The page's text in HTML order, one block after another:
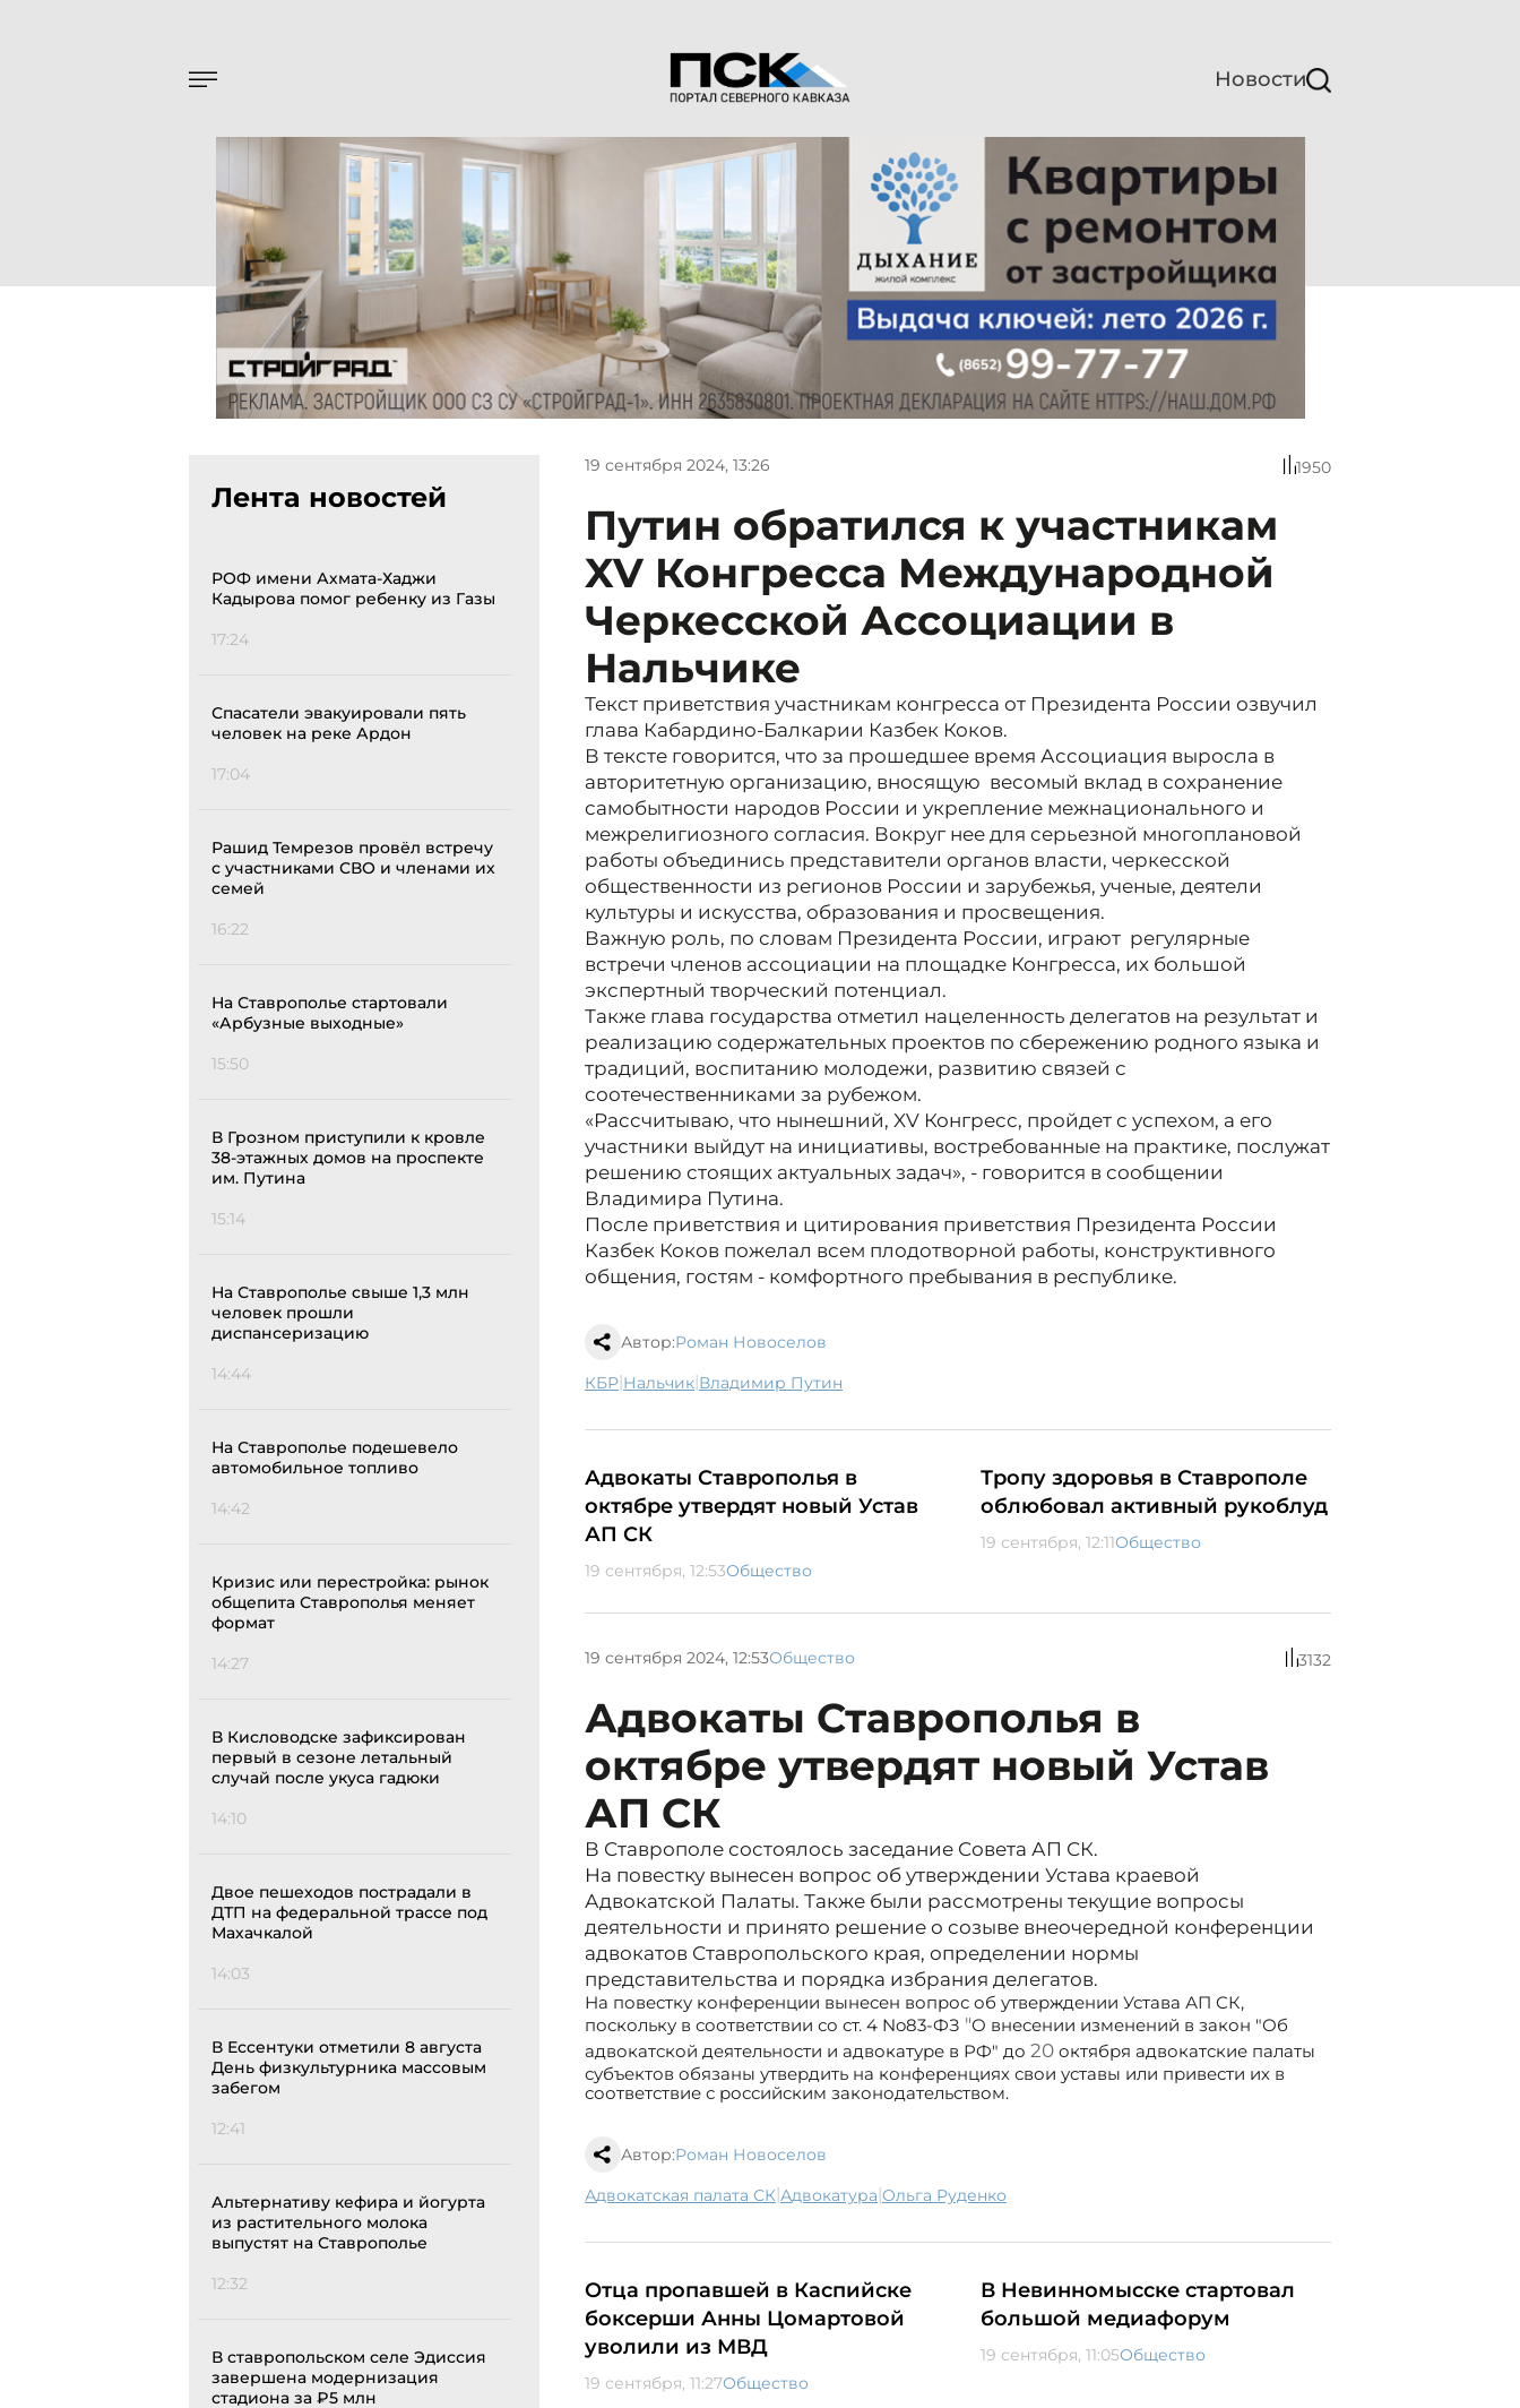
Новости
Лента новостей
РОФ имени Ахмата-Хаджи
Кадырова помог ребенку из Газы
17:24
Спасатели эвакуировали пять
человек на реке Ардон
17:04
Рашид Темрезов провёл встречу
с участниками СВО и членами их
семей
16:22
На Ставрополье стартовали
«Арбузные выходные»
15:50
В Грозном приступили к кровле
38-этажных домов на проспекте
им. Путина
15:14
На Ставрополье свыше 1,3 млн
человек прошли
диспансеризацию
14:44
На Ставрополье подешевело
автомобильное топливо
14:42
Кризис или перестройка: рынок
общепита Ставрополья меняет
формат
14:27
В Кисловодске зафиксирован
первый в сезоне летальный
случай после укуса гадюки
14:10
Двое пешеходов пострадали в
ДТП на федеральной трассе под
Махачкалой
14:03
В Ессентуки отметили 8 августа
День физкультурника массовым
забегом
12:41
Альтернативу кефира и йогурта
из растительного молока
выпустят на Ставрополье
12:32
В ставропольском селе Эдиссия
завершена модернизация
стадиона за ₽5 млн
19 сентября 2024, 13:26 1950
Путин обратился к участникам
XV Конгресса Международной
Черкесской Ассоциации в
Нальчике
Текст приветствия участникам конгресса от Президента России озвучил
глава Кабардино-Балкарии Казбек Коков.
В тексте говорится, что за прошедшее время Ассоциация выросла в
авторитетную организацию, вносящую весомый вклад в сохранение
самобытности народов России и укрепление межнационального и
межрелигиозного согласия. Вокруг нее для серьезной многоплановой
работы объединись представители органов власти, черкесской
общественности из регионов России и зарубежья, ученые, деятели
культуры и искусства, образования и просвещения.
Важную роль, по словам Президента России, играют регулярные
встречи членов ассоциации на площадке Конгресса, их большой
экспертный творческий потенциал.
Также глава государства отметил нацеленность делегатов на результат и
реализацию содержательных проектов по сбережению родного языка и
традиций, воспитанию молодежи, развитию связей с
соотечественниками за рубежом.
«Рассчитываю, что нынешний, XV Конгресс, пройдет с успехом, а его
участники выйдут на инициативы, востребованные на практике, послужат
решению стоящих актуальных задач», - говорится в сообщении
Владимира Путина.
После приветствия и цитирования приветствия Президента России
Казбек Коков пожелал всем плодотворной работы, конструктивного
общения, гостям - комфортного пребывания в республике.
Автор:Роман Новоселов
КБР| Нальчик| Владимир Путин
Адвокаты Ставрополья в
октябре утвердят новый Устав
АП СК
19 сентября, 12:53Общество
Тропу здоровья в Ставрополе
облюбовал активный рукоблуд
19 сентября, 12:11Общество
19 сентября 2024, 12:53Общество 3132
Адвокаты Ставрополья в
октябре утвердят новый Устав
АП СК
В Ставрополе состоялось заседание Совета АП СК.
На повестку вынесен вопрос об утверждении Устава краевой
Адвокатской Палаты. Также были рассмотрены текущие вопросы
деятельности и принято решение о созыве внеочередной конференции
адвокатов Ставропольского края, определении нормы
представительства и порядка избрания делегатов.
На повестку конференции вынесен вопрос об утверждении Устава АП СК,
поскольку в соответствии со ст. 4 No83-ФЗ "О внесении изменений в закон "Об
адвокатской деятельности и адвокатуре в РФ" до 20 октября адвокатские палаты
субъектов обязаны утвердить на конференциях свои уставы или привести их в
соответствие с российским законодательством.
Автор:Роман Новоселов
Адвокатская палата СК| адвокатура| Ольга Руденко
Отца пропавшей в Каспийске
боксерши Анны Цомартовой
уволили из МВД
19 сентября, 11:27Общество
В Невинномысске стартовал
большой медиафорум
19 сентября, 11:05Общество